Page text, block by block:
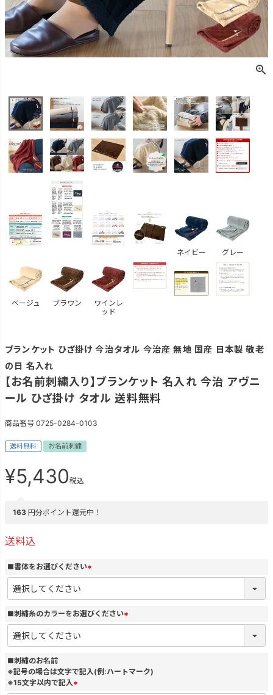
ネイビー グレー
ベージュ ブラウン
ワインレ
ッド
ブランケット ひざ掛け 今治タオル 今治産 無地 国産 日本製 敬老
の日 名入れ
【お名前刺繍入り】ブランケット 名入れ 今治 アヴニ
ール ひざ掛け タオル 送料無料
商品番号 0725-0284-0103
送料無料 お名前刺繍
¥5,430税込
163 円分ポイント還元中！
送料込
■書体をお選びください
(
須
)
■刺繍糸のカラーをお選びください
(
須
■刺繍のお名前
※記号の場合は文字で記入(例:ハートマーク)
※15文字以内で記入